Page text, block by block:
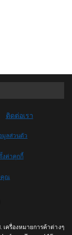
ติดต่อเรา
มูลส่วนตัว
งค่าคุกกี้
คุณ
เครื่องหมายการค้าต่างๆ